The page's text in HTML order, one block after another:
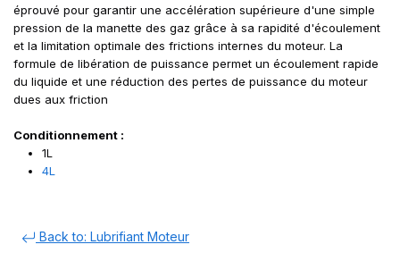
éprouvé pour garantir une accélération supérieure d'une simple
pression de la manette des gaz grâce à sa rapidité d'écoulement
et la limitation optimale des frictions internes du moteur. La
formule de libération de puissance permet un écoulement rapide
du liquide et une réduction des pertes de puissance du moteur
dues aux friction
Conditionnement :
1L
4L
Back to: Lubrifiant Moteur